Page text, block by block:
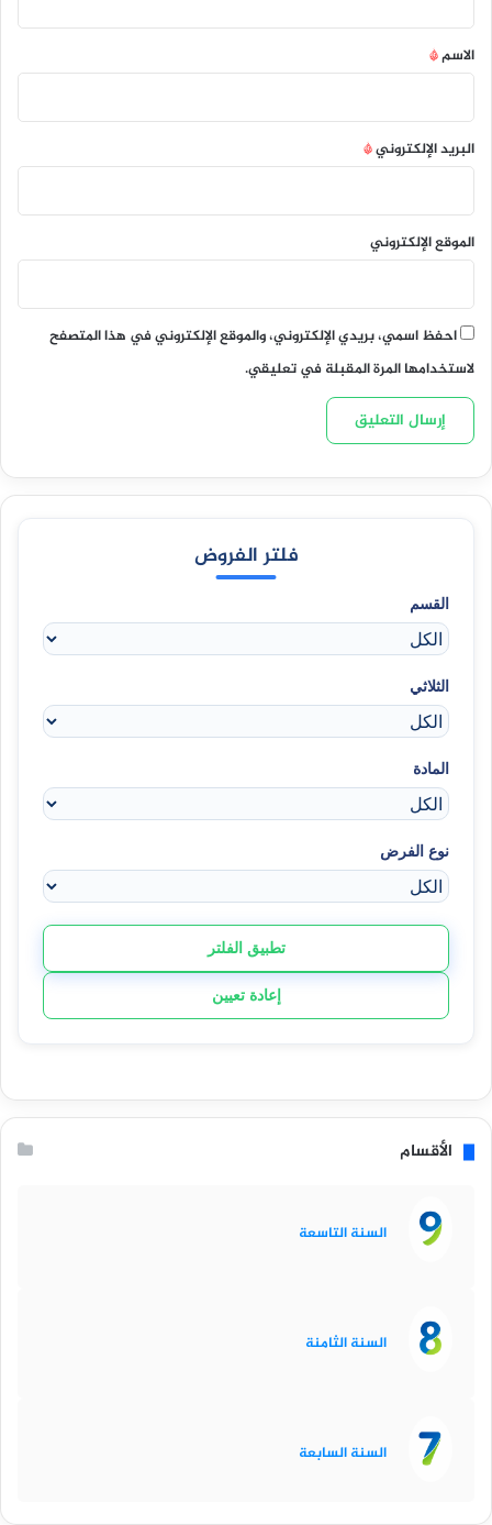
*
الاسم*
البريد الإلكتروني*
الموقع الإلكتروني
احفظ اسمي، بريدي الإلكتروني، والموقع الإلكتروني في هذا المتصفح
لاستخدامها المرة المقبلة في تعليقي.
فلتر الفروض
القسم
الثلاثي
المادة
نوع الفرض
تطبيق الفلتر
إعادة تعيين
الأقسام
السنة التاسعة
السنة الثامنة
السنة السابعة